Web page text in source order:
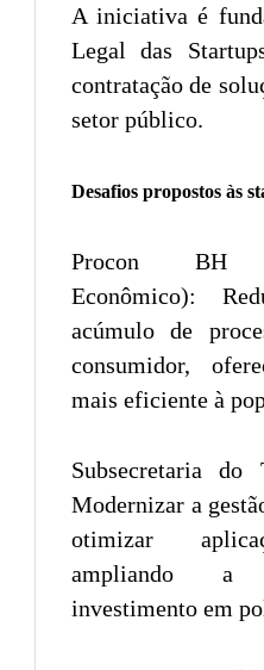
A iniciativa é
Legal das
contratação de
setor público.
Desafios propostos às
Procon BH
Econômico):
acúmulo de
consumidor,
mais eficiente à
Subsecretaria do
Modernizar a
otimizar
ampliando a
investimento em